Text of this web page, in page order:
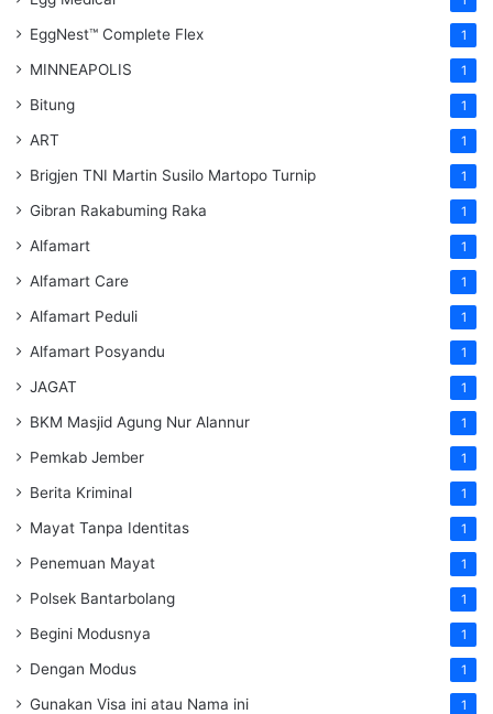
EggNest™ Complete Flex 1
MINNEAPOLIS 1
Bitung 1
ART 1
Brigjen TNI Martin Susilo Martopo Turnip 1
Gibran Rakabuming Raka 1
Alfamart 1
Alfamart Care 1
Alfamart Peduli 1
Alfamart Posyandu 1
JAGAT 1
BKM Masjid Agung Nur Alannur 1
Pemkab Jember 1
Berita Kriminal 1
Mayat Tanpa Identitas 1
Penemuan Mayat 1
Polsek Bantarbolang 1
Begini Modusnya 1
Dengan Modus 1
Gunakan Visa ini atau Nama ini 1